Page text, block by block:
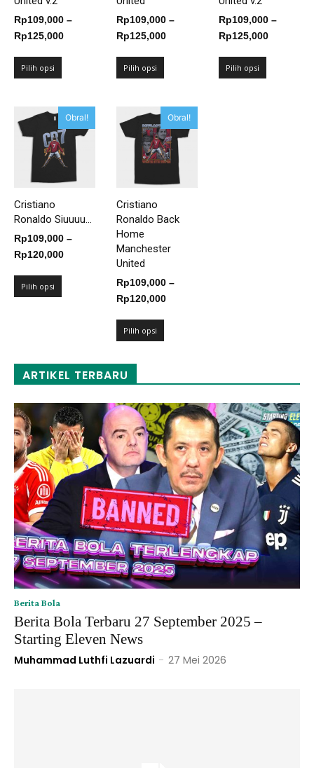
Rp109,000 –
Rp125,000Rentang
Pilih opsi
Rp109,000 –
Rp125,000Rentang
Pilih opsi
Rp109,000 –
Rp125,000Rentang
Pilih opsi
Obral!
Cristiano
Ronaldo Siuuuu...
Rp109,000 –
Rp120,000Rentang
Pilih opsi
Obral!
Cristiano
Ronaldo Back
Home
Manchester
United
Rp109,000 –
Rp120,000Rentang
Pilih opsi
ARTIKEL TERBARU
Berita Bola
Berita Bola Terbaru 27 September 2025 –
Starting Eleven News
Muhammad Luthfi Lazuardi - 27 Mei 2026